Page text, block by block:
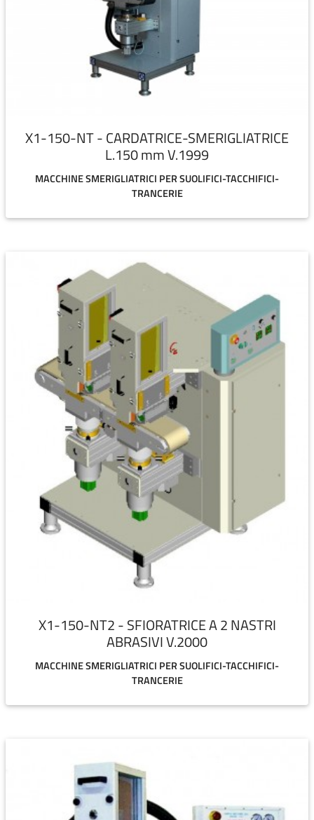
X1-150-NT - CARDATRICE-SMERIGLIATRICE
L.150 mm V.1999
MACCHINE SMERIGLIATRICI PER SUOLIFICI-TACCHIFICI-
TRANCERIE
X1-150-NT2 - SFIORATRICE A 2 NASTRI
ABRASIVI V.2000
MACCHINE SMERIGLIATRICI PER SUOLIFICI-TACCHIFICI-
TRANCERIE